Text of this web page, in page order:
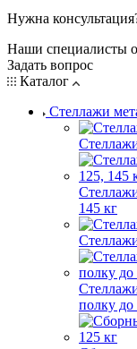
Нужна
Наши специалисты
Задать вопрос
Каталог
Стеллажи
145 кг
полку до